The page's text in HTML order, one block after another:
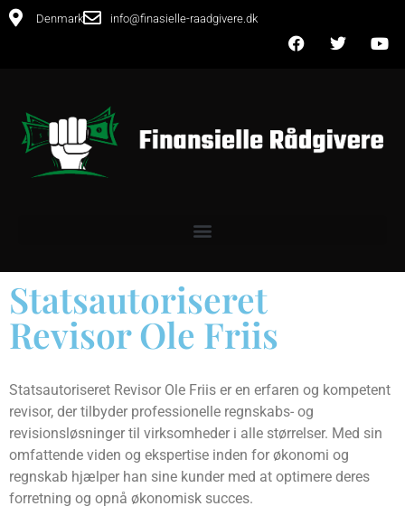
Denmark info@finasielle-raadgivere.dk
Statsautoriseret
Revisor Ole Friis
Statsautoriseret Revisor Ole Friis er en erfaren og kompetent
revisor, der tilbyder professionelle regnskabs- og
revisionsløsninger til virksomheder i alle størrelser. Med sin
omfattende viden og ekspertise inden for økonomi og
regnskab hjælper han sine kunder med at optimere deres
forretning og opnå økonomisk succes.